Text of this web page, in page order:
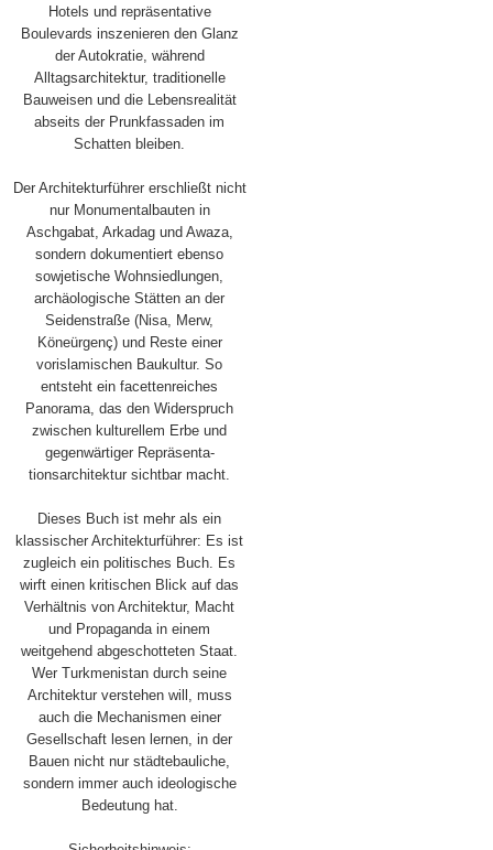
Hotels und repräsentative
Boulevards inszenieren den Glanz
der Autokratie, während
Alltagsarchitektur, traditionelle
Bauweisen und die Lebensrealität
abseits der Prunkfassaden im
Schatten bleiben.
Der Architekturführer erschließt nicht
nur Monumentalbauten in
Aschgabat, Arkadag und Awaza,
sondern dokumentiert ebenso
sowjetische Wohnsiedlungen,
archäologische Stätten an der
Seidenstraße (Nisa, Merw,
Köneürgenç) und Reste einer
vorislamischen Baukultur. So
entsteht ein facettenreiches
Panorama, das den Widerspruch
zwischen kulturellem Erbe und
gegenwärtiger Repräsenta-
tionsarchitektur sichtbar macht.
Dieses Buch ist mehr als ein
klassischer Architekturführer: Es ist
zugleich ein politisches Buch. Es
wirft einen kritischen Blick auf das
Verhältnis von Architektur, Macht
und Propaganda in einem
weitgehend abgeschotteten Staat.
Wer Turkmenistan durch seine
Architektur verstehen will, muss
auch die Mechanismen einer
Gesellschaft lesen lernen, in der
Bauen nicht nur städtebauliche,
sondern immer auch ideologische
Bedeutung hat.